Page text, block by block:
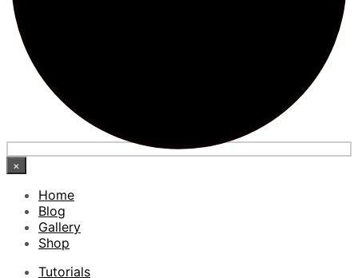
×
Home
Blog
Gallery
Shop
Tutorials